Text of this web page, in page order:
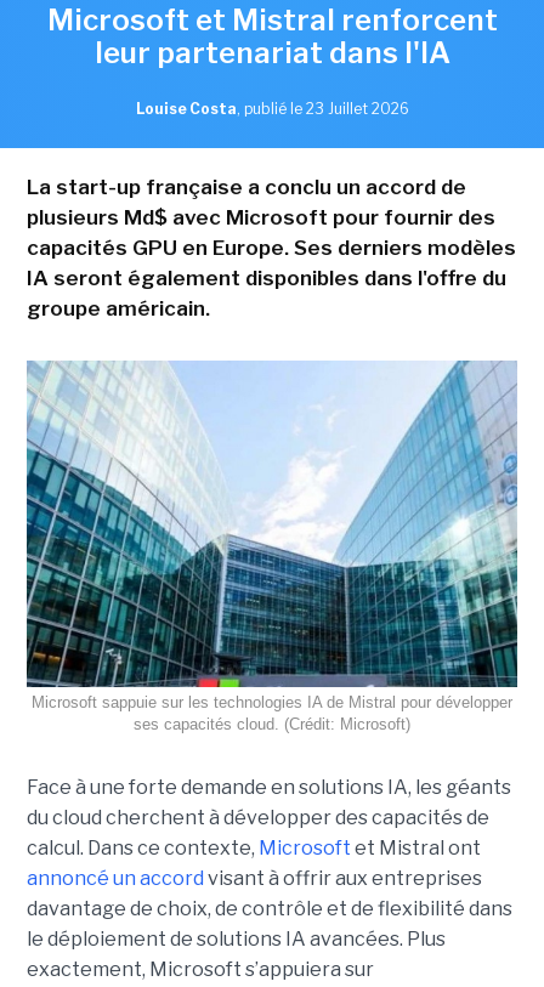
Microsoft et Mistral renforcent
leur partenariat dans l'IA
Louise Costa, publié le 23 Juillet 2026
La start-up française a conclu un accord de
plusieurs Md$ avec Microsoft pour fournir des
capacités GPU en Europe. Ses derniers modèles
IA seront également disponibles dans l'offre du
groupe américain.
Microsoft sappuie sur les technologies IA de Mistral pour développer
ses capacités cloud. (Crédit: Microsoft)
Face à une forte demande en solutions IA, les géants
du cloud cherchent à développer des capacités de
calcul. Dans ce contexte, Microsoft et Mistral ont
annoncé un accord visant à offrir aux entreprises
davantage de choix, de contrôle et de flexibilité dans
le déploiement de solutions IA avancées. Plus
exactement, Microsoft s’appuiera sur